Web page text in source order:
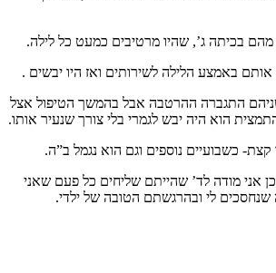
מהם בכיתה ג’, שהיו מרטיבים כמעט כל לילה.
אותם באמצע הלילה לשירותים ואז היו יבשים .
התגברה ההרטבה אבל בהמשך הטיפול אצל
הוא היה יבש לגמרי בלי צורך שנעיר אותו.
כשבועיים נוספים וגם הוא נגמל ב”ה.
אני מודה לד’ שהייתם שליחים כל פעם שאני
לי ובהרגשתם הטובה של ילדי.